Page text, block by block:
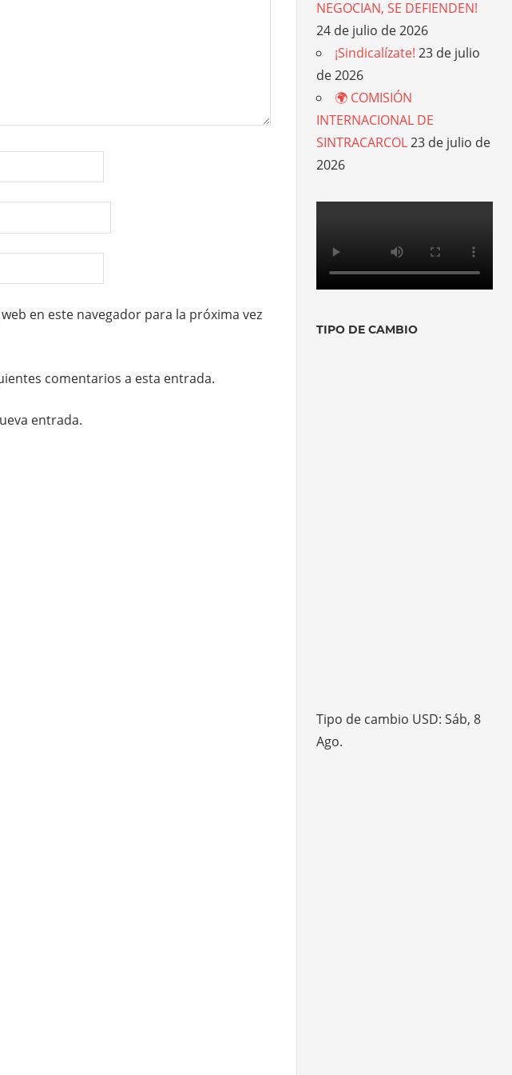
en este navegador para la próxima vez
comentarios a esta entrada.
entrada.
NEGOCIAN, SE DEFIENDEN!
24 de julio de 2026
¡Sindicalízate! 23 de julio
de 2026
🌍 COMISIÓN
INTERNACIONAL DE
SINTRACARCOL23 de julio de
2026
TIPO DE CAMBIO
Tipo de cambio USD: Sáb, 8
Ago.